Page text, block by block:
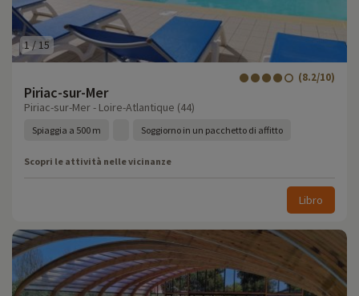
1/ 15
Piriac-sur-Mer
(8.2/10)
Piriac-sur-Mer - Loire-Atlantique (44)
Spiaggia a 500 m Soggiorno in un pacchetto di affitto
Scopri le attività nelle vicinanze
Libro